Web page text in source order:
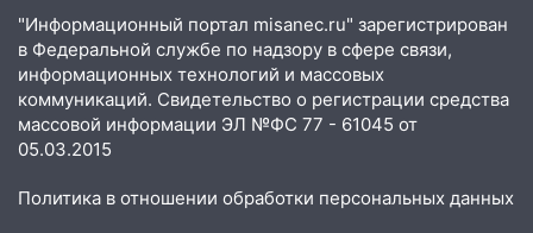
10:11 Директора ульяновской
«Нефтяной топливной компании» будут
судить за неуплату 48,4 млн рублей
налогов
09:28 Дети на дорогах: пострадали
пешеходы. Обзор крупных аварий в
"Информационный портал misanec.ru" зарегистрирован
в Федеральной службе по надзору в сфере связи,
информационных технологий и массовых
коммуникаций. Свидетельство о регистрации средства
массовой информации ЭЛ №ФС 77 - 61045 от
05.03.2015
Политика в отношении обработки персональных данных